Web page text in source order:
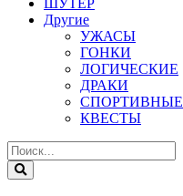
ШУТЕР
Другие
УЖАСЫ
ГОНКИ
ЛОГИЧЕСКИЕ
ДРАКИ
СПОРТИВНЫЕ
КВЕСТЫ